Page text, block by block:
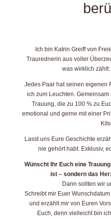
Ich bin Katrin Greiff von
Traurednerin aus voller
was wirklich
Jedes Paar hat seinen eigenen
ich zum Leuchten.
Trauung, die zu 100 % zu
emotional und gerne mit einer
Lasst uns Eure Geschichte
nie gehört habt. Exklusiv,
Wünscht Ihr Euch eine
ist – sondern das
Dann sollten wir
Schreibt mir Euer
und erzählt mir von Euren
Euch, denn vielleicht bin